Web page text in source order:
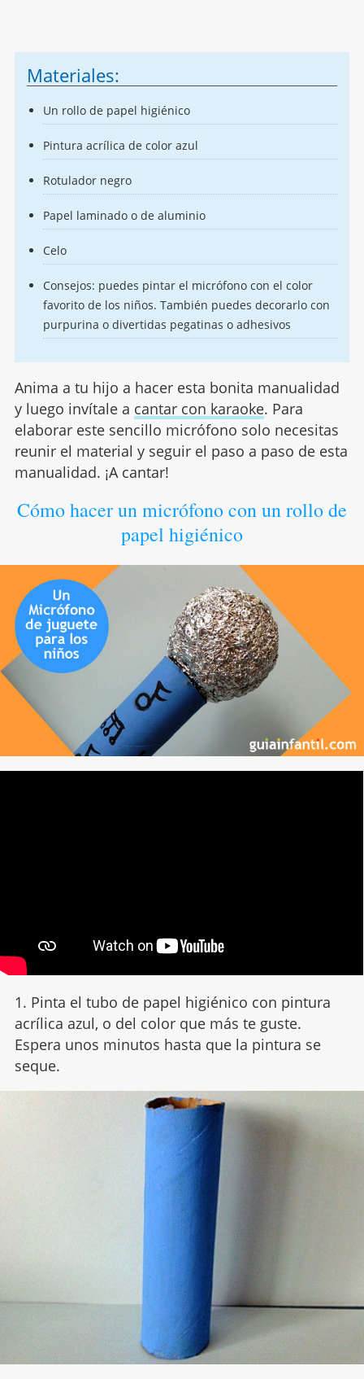
Materiales:
Un rollo de papel higiénico
Pintura acrílica de color azul
Rotulador negro
Papel laminado o de aluminio
Celo
Consejos: puedes pintar el micrófono con el color
favorito de los niños. También puedes decorarlo con
purpurina o divertidas pegatinas o adhesivos
Anima a tu hijo a hacer esta bonita manualidad
y luego invítale a cantar con karaoke. Para
elaborar este sencillo micrófono solo necesitas
reunir el material y seguir el paso a paso de esta
manualidad. ¡A cantar!
Cómo hacer un micrófono con un rollo de
papel higiénico
1. Pinta el tubo de papel higiénico con pintura
acrílica azul, o del color que más te guste.
Espera unos minutos hasta que la pintura se
seque.